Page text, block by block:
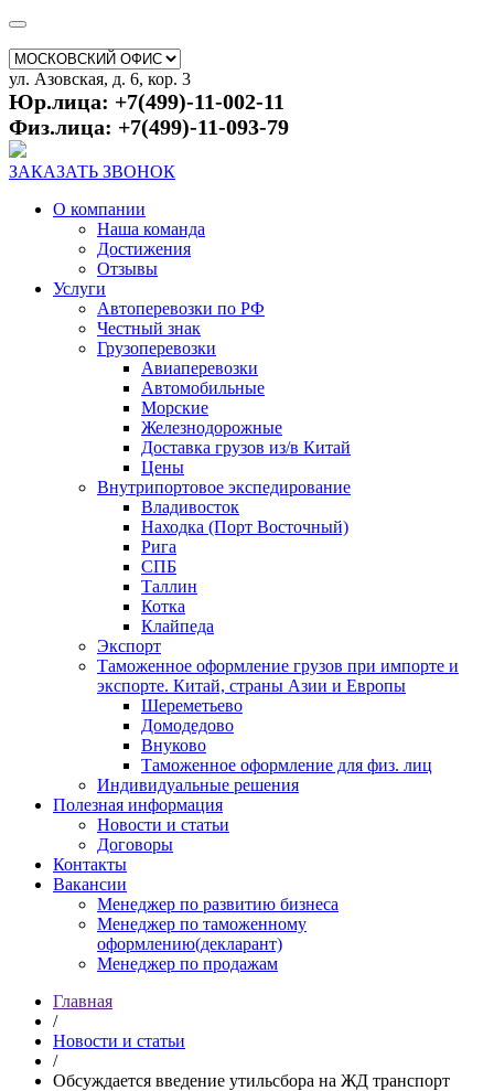
ул. Азовская, д. 6, кор. 3
Юр.лица: +7(499)-11-002-11
Физ.лица: +7(499)-11-093-79
ЗАКАЗАТЬ ЗВОНОК
О компании
Наша команда
Достижения
Отзывы
Услуги
Автоперевозки по РФ
Честный знак
Грузоперевозки
Авиаперевозки
Автомобильные
Морские
Железнодорожные
Доставка грузов из/в Китай
Цены
Внутрипортовое экспедирование
Владивосток
Находка (Порт Восточный)
Рига
СПБ
Таллин
Котка
Клайпеда
Экспорт
Таможенное оформление грузов при импорте и
экспорте. Китай, страны Азии и Европы
Шереметьево
Домодедово
Внуково
Таможенное оформление для физ. лиц
Индивидуальные решения
Полезная информация
Новости и статьи
Договоры
Контакты
Вакансии
Менеджер по развитию бизнеса
Менеджер по таможенному
оформлению(декларант)
Менеджер по продажам
Главная
/
Новости и статьи
/
Обсуждается введение утильсбора на ЖД транспорт